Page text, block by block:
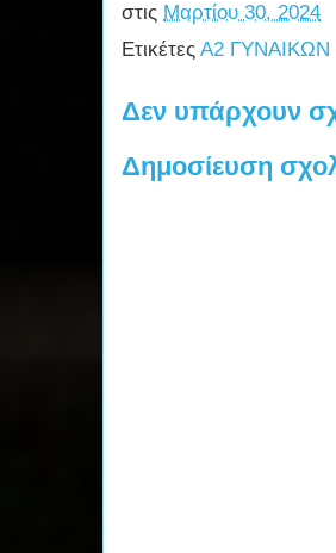
στις Μαρτίου 30, 2024
Ετικέτες Α2 ΓΥΝΑΙΚΩΝ
Δεν υπάρχουν
Δημοσίευση